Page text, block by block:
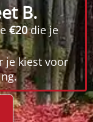
B.
€20die je
je kiest voor